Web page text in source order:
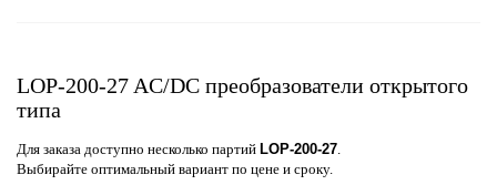
LOP-200-27 AC/DC преобразователи открытого
типа
Для заказа доступно несколько партий LOP-200-27
Выбирайте оптимальный вариант по цене и сроку.